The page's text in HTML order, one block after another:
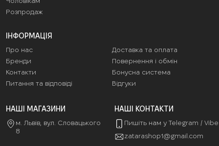
Розпродаж
ІНФОРМАЦІЯ
Про нас
Бренди
Контакти
Питання та відповіді
Доставка та оплата
Повернення і обмін
Бонусна система
Відгуки
НАШІ МАГАЗИНИ
м. Львів, вул. Словацького
8
НАШІ КОНТАКТИ
Пишіть нам у Telegram /
zatarashop1@gmail.com